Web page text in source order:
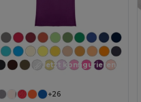
Jetzt konfigurieren!
+26